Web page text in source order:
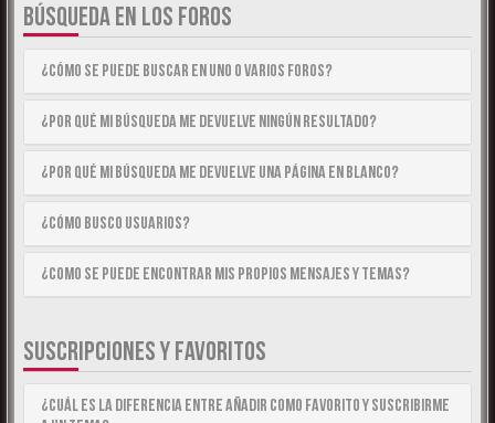
BÚSQUEDA EN LOS FOROS
¿Cómo se puede buscar en uno o varios foros?
¿Por qué mi búsqueda me devuelve ningún resultado?
¿Por qué mi búsqueda me devuelve una página en blanco?
¿Cómo busco usuarios?
¿Como se puede encontrar mis propios mensajes y temas?
SUSCRIPCIONES Y FAVORITOS
¿Cuál es la diferencia entre añadir como Favorito y suscribirme